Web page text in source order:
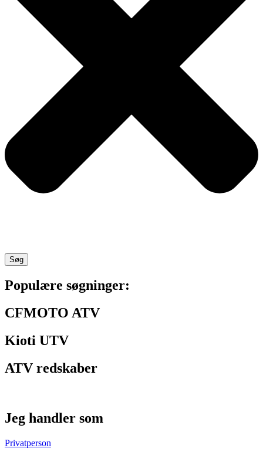
Søg
Populære søgninger:
CFMOTO ATV
Kioti UTV
ATV redskaber
Jeg handler som
Privatperson